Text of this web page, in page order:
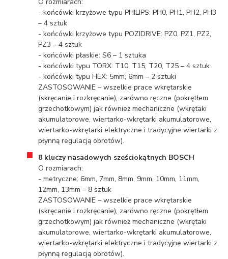
- końcówki krzyżowe typu PHILIPS: PH0, PH1, PH2, PH3
– 4 sztuk
- końcówki krzyżowe typu POZIDRIVE: PZ0, PZ1, PZ2,
PZ3 – 4 sztuk
- końcówki płaskie: S6 – 1 sztuka
- końcówki typu TORX: T10, T15, T20, T25 – 4 sztuk
- końcówki typu HEX: 5mm, 6mm – 2 sztuki
ZASTOSOWANIE – wszelkie prace wkrętarskie
(skręcanie i rozkręcanie), zarówno ręczne (pokrętłem
grzechotkowym) jak również mechaniczne (wkrętaki
akumulatorowe, wiertarko-wkrętarki akumulatorowe,
wiertarko-wkrętarki elektryczne i tradycyjne wiertarki z
płynną regulacją obrotów).
8 kluczy nasadowych sześciokątnych BOSCH
O rozmiarach:
- metryczne: 6mm, 7mm, 8mm, 9mm, 10mm, 11mm,
12mm, 13mm – 8 sztuk
ZASTOSOWANIE – wszelkie prace wkrętarskie
(skręcanie i rozkręcanie), zarówno ręczne (pokrętłem
grzechotkowym) jak również mechaniczne (wkrętaki
akumulatorowe, wiertarko-wkrętarki akumulatorowe,
wiertarko-wkrętarki elektryczne i tradycyjne wiertarki z
płynną regulacją obrotów).